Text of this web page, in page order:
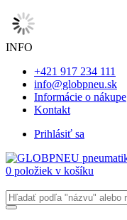
INFO
+421 917 234 111
info@globpneu.sk
Informácie o nákupe
Kontakt
Prihlásiť sa
0 položiek v košíku